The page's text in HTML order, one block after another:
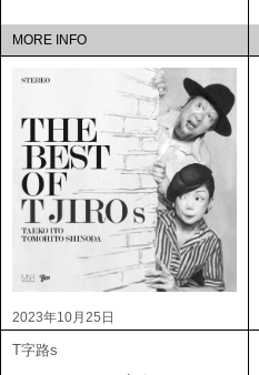
MORE INFO
2023年10月25日
T字路s